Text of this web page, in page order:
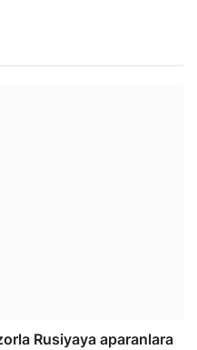
Rusiyaya aparanlara